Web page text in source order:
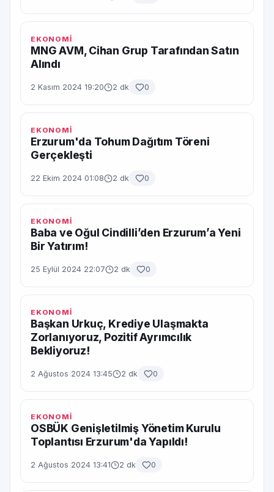
EKONOMİ
MNG AVM, Cihan Grup Tarafından Satın
Alındı
2 Kasım 2024 19:20 2 dk 0
EKONOMİ
Erzurum'da Tohum Dağıtım Töreni
Gerçekleşti
22 Ekim 2024 01:08 2 dk 0
EKONOMİ
Baba ve Oğul Cindilli’den Erzurum’a Yeni
Bir Yatırım!
25 Eylül 2024 22:07 2 dk 0
EKONOMİ
Başkan Urkuç, Krediye Ulaşmakta
Zorlanıyoruz, Pozitif Ayrımcılık
Bekliyoruz!
2 Ağustos 2024 13:45 2 dk 0
EKONOMİ
OSBÜK Genişletilmiş Yönetim Kurulu
Toplantısı Erzurum'da Yapıldı!
2 Ağustos 2024 13:41 2 dk 0